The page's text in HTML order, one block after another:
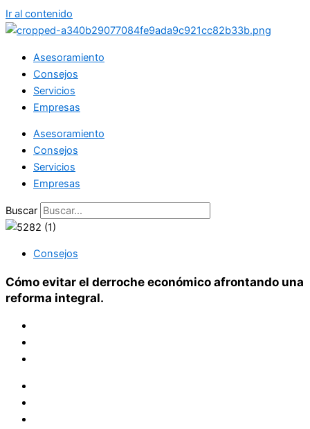
Ir al contenido
Asesoramiento
Consejos
Servicios
Empresas
Asesoramiento
Consejos
Servicios
Empresas
Buscar
Consejos
Cómo evitar el derroche económico afrontando una
reforma integral.